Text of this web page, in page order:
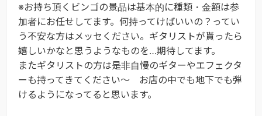
※お持ち頂くビンゴの景品は基本的に種類・金額は参
加者にお任せしてます。何持ってけばいいの？ってい
う不安な方はメッセください。ギタリストが貰ったら
嬉しいかなと思うようなものを…期待してます。
またギタリストの方は是非自慢のギターやエフェクタ
ーも持ってきてください～ お店の中でも地下でも弾
けるようになってると思います。